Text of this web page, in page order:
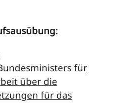
für
über die
für das